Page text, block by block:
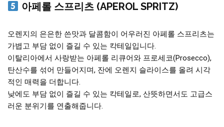
아페롤 스프리츠 (APEROL SPRITZ)
오렌지의 은은한 쓴맛과 달콤함이 어우러진 아페롤 스프리츠는
가볍고 부담 없이 즐길 수 있는 칵테일입니다.
이탈리아에서 사랑받는 아페롤 리큐어와 프로세코(Prosecco),
탄산수를 섞어 만들어지며, 잔에 오렌지 슬라이스를 올려 시각
적인 매력을 더합니다.
낮에도 부담 없이 즐길 수 있는 칵테일로, 산뜻하면서도 고급스
러운 분위기를 연출해줍니다.